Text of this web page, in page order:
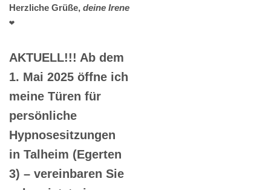
Herzliche Grüße, deine Irene
❤️
AKTUELL!!! Ab dem
1. Mai 2025 öffne ich
meine Türen für
persönliche
Hypnosesitzungen
in Talheim (Egerten
3) – vereinbaren Sie